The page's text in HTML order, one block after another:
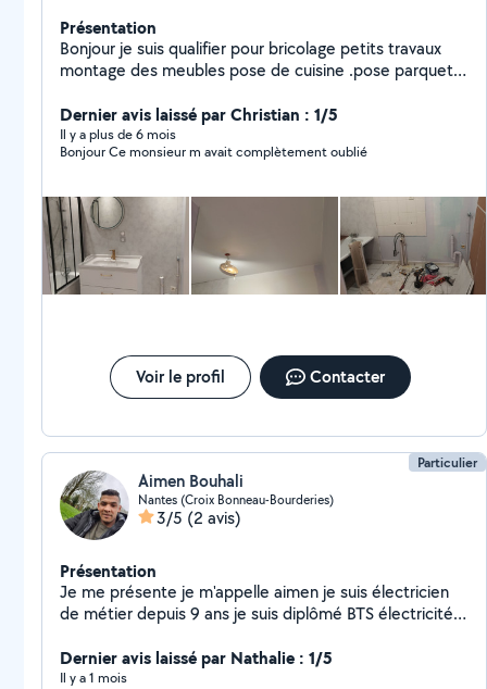
Présentation
Bonjour je suis qualifier pour bricolage petits travaux
montage des meubles pose de cuisine .pose parquet
Dernier avis laissé par Christian : 1/5
Il y a plus de 6 mois
Bonjour Ce monsieur m avait complètement oublié
Voir le profil Contacter
Particulier
Aimen Bouhali
Nantes (Croix Bonneau-Bourderies)
3/5 (2 avis)
Présentation
Je me présente je m'appelle aimen je suis électricien
de métier depuis 9 ans je suis diplômé BTS électricité
travail je vous propose mes services dans tout le genre
de travaux et bricolage . À votre service ! Cordialement
Dernier avis laissé par Nathalie : 1/5
Il y a 1 mois